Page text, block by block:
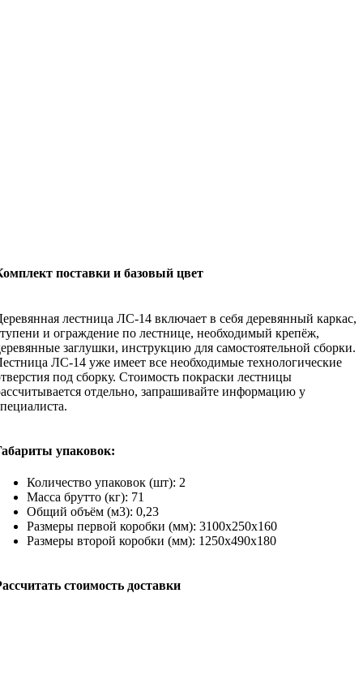
поставки и базовый цвет
лестница ЛС-14 включает в себя деревянный каркас,
и ограждение по лестнице, необходимый крепёж,
заглушки, инструкцию для самостоятельной сборки.
ЛС-14 уже имеет все необходимые технологические
под сборку. Стоимость покраски лестницы
отдельно, запрашивайте информацию у
упаковок:
Количество упаковок (шт): 2
Масса брутто (кг): 71
Общий объём (м3): 0,23
Размеры первой коробки (мм): 3100х250х160
Размеры второй коробки (мм): 1250х490х180
стоимость доставки